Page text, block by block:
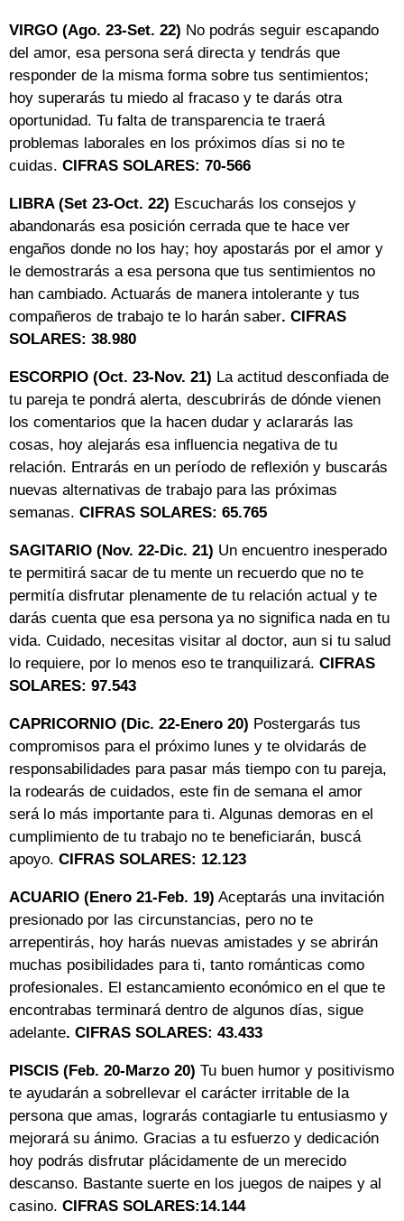
VIRGO (Ago. 23-Set. 22) No podrás seguir escapando
del amor, esa persona será directa y tendrás que
responder de la misma forma sobre tus sentimientos;
hoy superarás tu miedo al fracaso y te darás otra
oportunidad. Tu falta de transparencia te traerá
problemas laborales en los próximos días si no te
cuidas. CIFRAS SOLARES: 70-566
LIBRA (Set 23-Oct. 22) Escucharás los consejos y
abandonarás esa posición cerrada que te hace ver
engaños donde no los hay; hoy apostarás por el amor y
le demostrarás a esa persona que tus sentimientos no
han cambiado. Actuarás de manera intolerante y tus
compañeros de trabajo te lo harán saber. CIFRAS
SOLARES: 38.980
ESCORPIO (Oct. 23-Nov. 21) La actitud desconfiada de
tu pareja te pondrá alerta, descubrirás de dónde vienen
los comentarios que la hacen dudar y aclararás las
cosas, hoy alejarás esa influencia negativa de tu
relación. Entrarás en un período de reflexión y buscarás
nuevas alternativas de trabajo para las próximas
semanas. CIFRAS SOLARES: 65.765
SAGITARIO (Nov. 22-Dic. 21) Un encuentro inesperado
te permitirá sacar de tu mente un recuerdo que no te
permitía disfrutar plenamente de tu relación actual y te
darás cuenta que esa persona ya no significa nada en tu
vida. Cuidado, necesitas visitar al doctor, aun si tu salud
lo requiere, por lo menos eso te tranquilizará. CIFRAS
SOLARES: 97.543
CAPRICORNIO (Dic. 22-Enero 20) Postergarás tus
compromisos para el próximo lunes y te olvidarás de
responsabilidades para pasar más tiempo con tu pareja,
la rodearás de cuidados, este fin de semana el amor
será lo más importante para ti. Algunas demoras en el
cumplimiento de tu trabajo no te beneficiarán, buscá
apoyo. CIFRAS SOLARES: 12.123
ACUARIO (Enero 21-Feb. 19) Aceptarás una invitación
presionado por las circunstancias, pero no te
arrepentirás, hoy harás nuevas amistades y se abrirán
muchas posibilidades para ti, tanto románticas como
profesionales. El estancamiento económico en el que te
encontrabas terminará dentro de algunos días, sigue
adelante. CIFRAS SOLARES: 43.433
PISCIS (Feb. 20-Marzo 20) Tu buen humor y positivismo
te ayudarán a sobrellevar el carácter irritable de la
persona que amas, lograrás contagiarle tu entusiasmo y
mejorará su ánimo. Gracias a tu esfuerzo y dedicación
hoy podrás disfrutar plácidamente de un merecido
descanso. Bastante suerte en los juegos de naipes y al
casino. CIFRAS SOLARES:14.144